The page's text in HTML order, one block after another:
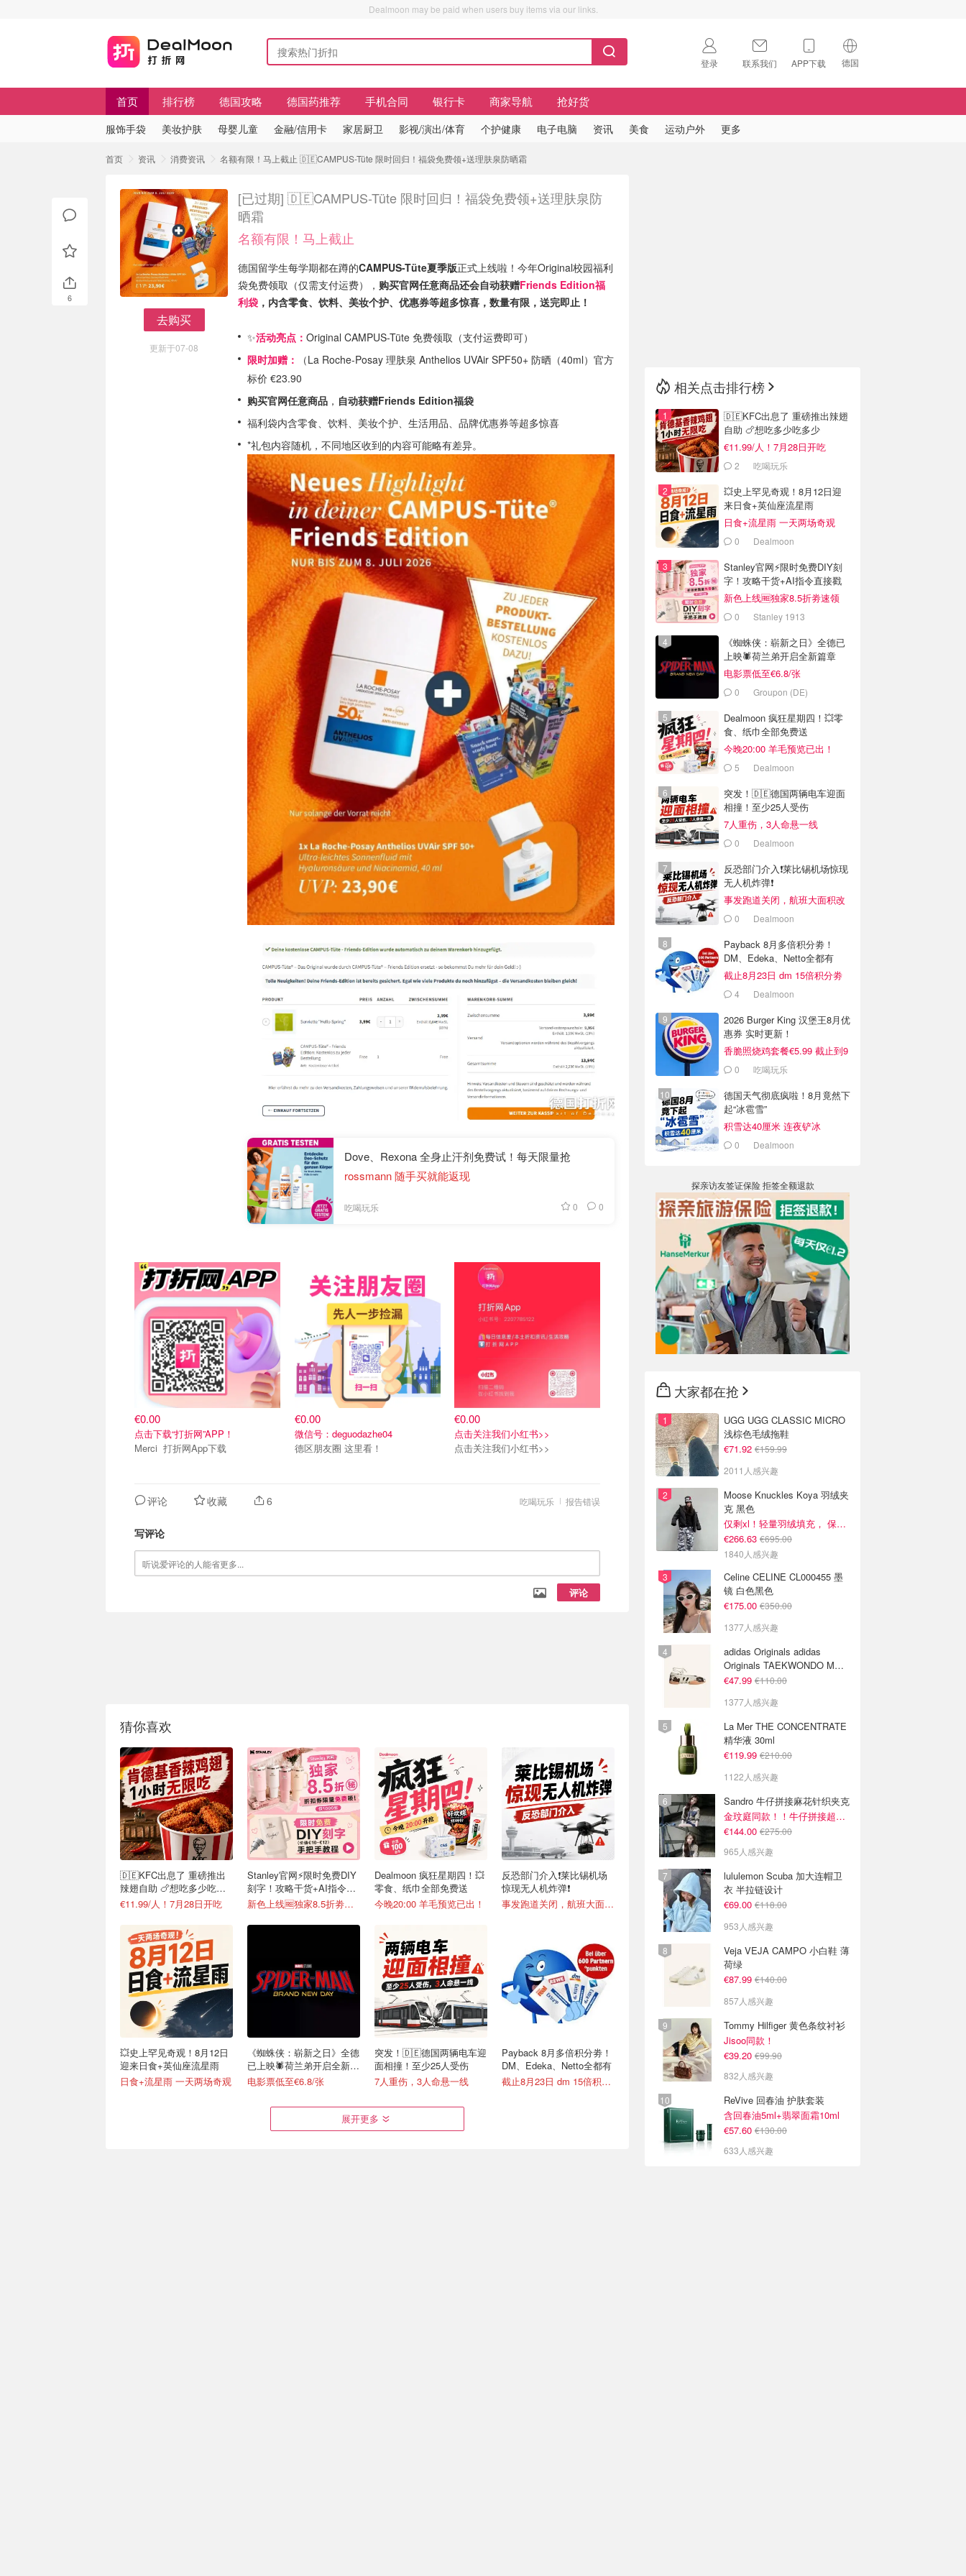
Dealmoon may be paid when users buy items via our links.
登录 联系我们 APP下载 德国
🇺🇸
首页 排行榜 德国攻略 德国药推荐 手机合同 银行卡 商家导航 抢好货
服饰手袋 美妆护肤 母婴儿童 金融/信用卡 家居厨卫 影视/演出/体育 个护健康 电子电脑 资讯 美食 运动户外 更多
首页 资讯 消费资讯 名额有限！马上截止 🇩🇪CAMPUS-Tüte 限时回归！福袋免费领+送理肤泉防晒霜
去购买
更新于07-08
[已过期] 🇩🇪CAMPUS-Tüte 限时回归！福袋免费领+送理肤泉防
晒霜
名额有限！马上截止
德国留学生每学期都在蹲的CAMPUS-Tüte夏季版正式上线啦！今年Original校园福利
袋免费领取（仅需支付运费）， 购买官网任意商品还会自动获赠Friends Edition福
利袋 ，内含零食、饮料、美妆个护、优惠券等超多惊喜，数量有限，送完即止！
✨活动亮点： Original CAMPUS-Tüte 免费领取（支付运费即可）
限时加赠：
（La Roche-Posay 理肤泉 Anthelios UVAir SPF50+ 防晒（40ml）官方
标价 €23.90
购买官网任意商品 ， 自动获赠Friends Edition福袋
福利袋内含零食、饮料、美妆个护、生活用品、品牌优惠券等超多惊喜
*礼包内容随机，不同地区收到的内容可能略有差异。
Dove、Rexona 全身止汗剂免费试！每天限量抢
rossmann 随手买就能返现
吃喝玩乐 0 0
€0.00
点击下载“打折网”APP！
Merci 打折网App下载
€0.00
微信号：deguodazhe04
德区朋友圈 这里看！
€0.00
点击关注我们小红书>>
点击关注我们小红书>>
报告错误
吃喝玩乐
评论 收藏 6
写评论
评论
猜你喜欢
🇩🇪KFC出息了 重磅推出
辣翅自助 🍗想吃多少吃多
少
€11.99/人！7月28日开吃
💥史上罕见奇观！8月12日
迎来日食+英仙座流星雨
日食+流星雨 一天两场奇观
Stanley官网⚡️限时免费DIY
刻字！攻略干货+AI指令直
接戳
新色上线🆓独家8.5折劵速领
《蜘蛛侠：崭新之日》全德
已上映🕷️荷兰弟开启全新篇
章
电影票低至€6.8/张
Dealmoon 疯狂星期四！💥
零食、纸巾全部免费送
今晚20:00 羊毛预览已出！
突发！🇩🇪德国两辆电车迎
面相撞！至少25人受伤
7人重伤，3人命悬一线
反恐部门介入❗️莱比锡机场
惊现无人机炸弹❗️
事发跑道关闭，航班大面积改道
Payback 8月多倍积分劵！
DM、Edeka、Netto全都有
截止8月23日 dm 15倍积分劵
展开更多
6
相关点击排行榜
🇩🇪KFC出息了 重磅推出辣翅
自助 🍗想吃多少吃多少
€11.99/人！7月28日开吃
2 吃喝玩乐
💥史上罕见奇观！8月12日迎
来日食+英仙座流星雨
日食+流星雨 一天两场奇观
0 Dealmoon
Stanley官网⚡️限时免费DIY刻
字！攻略干货+AI指令直接戳
新色上线🆓独家8.5折劵速领
0 Stanley 1913
《蜘蛛侠：崭新之日》全德已
上映🕷️荷兰弟开启全新篇章
电影票低至€6.8/张
0 Groupon (DE)
Dealmoon 疯狂星期四！💥零
食、纸巾全部免费送
今晚20:00 羊毛预览已出！
5 Dealmoon
突发！🇩🇪德国两辆电车迎面
相撞！至少25人受伤
7人重伤，3人命悬一线
0 Dealmoon
反恐部门介入❗️莱比锡机场惊现
无人机炸弹❗️
事发跑道关闭，航班大面积改
道 0 Dealmoon
Payback 8月多倍积分劵！
DM、Edeka、Netto全都有
截止8月23日 dm 15倍积分劵
4 Dealmoon
2026 Burger King 汉堡王8月优
惠券 实时更新！
香脆照烧鸡套餐€5.99 截止到9
月4日
0 吃喝玩乐
德国天气彻底疯啦！8月竟然下
起“冰雹雪”
积雪达40厘米 连夜铲冰
0 Dealmoon
探亲访友签证保险 拒签全额退款
大家都在抢
UGG UGG CLASSIC MICRO
浅棕色毛绒拖鞋
€71.92 €159.99
2011人感兴趣
Moose Knuckles Koya 羽绒夹
克 黑色
仅剩xl！轻量羽绒填充， 保暖不厚重
€266.63 €695.00
1840人感兴趣
Celine CELINE CL000455 墨
镜 白色黑色
€175.00 €350.00
1377人感兴趣
adidas Originals adidas
Originals TAEKWONDO MEI
芭蕾鞋 棕色米色
€47.99 €110.00
1377人感兴趣
La Mer THE CONCENTRATE
精华液 30ml
€119.99 €210.00
1122人感兴趣
Sandro 牛仔拼接麻花针织夹克
金玟庭同款！！牛仔拼接超有层次感
€144.00 €275.00
965人感兴趣
lululemon Scuba 加大连帽卫
衣 半拉链设计
€69.00 €118.00
953人感兴趣
Veja VEJA CAMPO 小白鞋 薄
荷绿
€87.99 €140.00
857人感兴趣
Tommy Hilfiger 黄色条纹衬衫
Jisoo同款！
€39.20 €99.90
832人感兴趣
ReVive 回春油 护肤套装
含回春油5ml+翡翠面霜10ml
€57.60 €130.00
633人感兴趣